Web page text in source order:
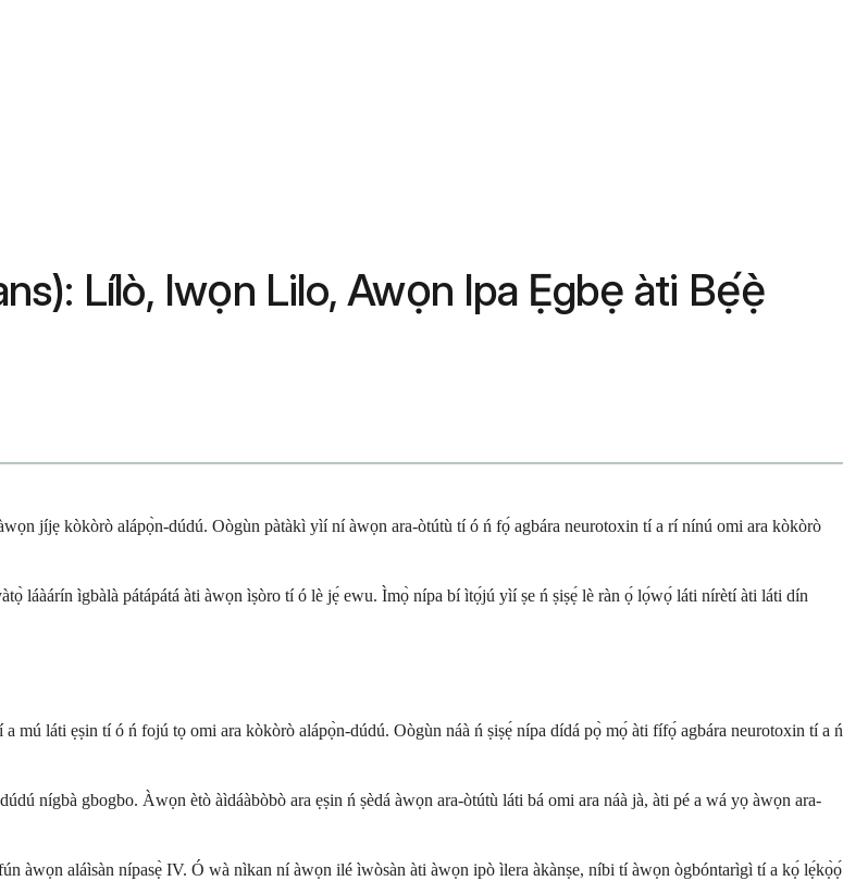
Lílò, Iwọn Lilo, Awọn Ipa Ẹgbẹ àti Bẹ́ẹ̀
jíjẹ kòkòrò alápọ̀n-dúdú. Oògùn pàtàkì yìí ní àwọn ara-òtútù tí ó ń fọ́ agbára neurotoxin tí a rí nínú omi ara kòkòrò
láàárín ìgbàlà pátápátá àti àwọn ìṣòro tí ó lè jẹ́ ewu. Ìmọ̀ nípa bí ìtọ́jú yìí ṣe ń ṣiṣẹ́ lè ràn ọ́ lọ́wọ́ láti nírètí àti láti dín
mú láti ẹṣin tí ó ń fojú tọ omi ara kòkòrò alápọ̀n-dúdú. Oògùn náà ń ṣiṣẹ́ nípa dídá pọ̀ mọ́ àti fífọ́ agbára neurotoxin tí a ń
nígbà gbogbo. Àwọn ètò àìdáàbòbò ara ẹṣin ń ṣèdá àwọn ara-òtútù láti bá omi ara náà jà, àti pé a wá yọ àwọn ara-
àwọn aláìsàn nípasẹ̀ IV. Ó wà nìkan ní àwọn ilé ìwòsàn àti àwọn ipò ìlera àkànṣe, níbi tí àwọn ògbóntarìgì tí a kọ́ lẹ́kọ̀ọ́